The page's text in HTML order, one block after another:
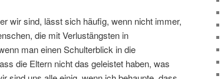
wir sind, lässt sich häufig, wenn nicht immer,
die mit Verlustängsten in
man einen Schulterblick in die
die Eltern nicht das geleistet haben, was